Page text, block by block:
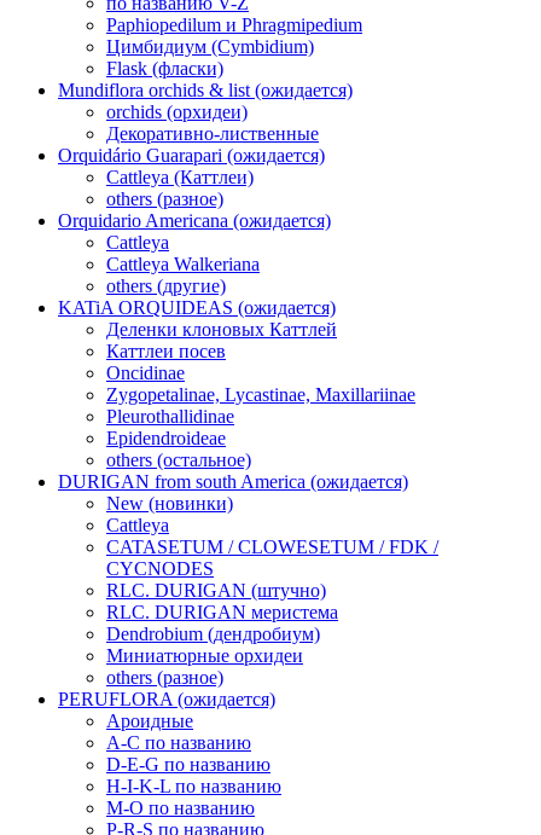
Paphiopedilum и Phragmipedium
Цимбидиум (Cymbidium)
Flask (фласки)
Mundiflora orchids & list (ожидается)
orchids (орхидеи)
Декоративно-лиственные
Orquidário Guarapari (ожидается)
Cattleya (Каттлеи)
others (разное)
Orquidario Americana (ожидается)
Cattleya
Cattleya Walkeriana
others (другие)
KATiA ORQUIDEAS (ожидается)
Деленки клоновых Каттлей
Каттлеи посев
Oncidinae
Zygopetalinae, Lycastinae, Maxillariinae
Pleurothallidinae
Epidendroideae
others (остальное)
DURIGAN from south America (ожидается)
New (новинки)
Cattleya
CATASETUM / CLOWESETUM / FDK /
CYCNODES
RLC. DURIGAN (штучно)
RLC. DURIGAN меристема
Dendrobium (дендробиум)
Миниатюрные орхидеи
others (разное)
PERUFLORA (ожидается)
Ароидные
A-C по названию
D-E-G по названию
H-I-K-L по названию
M-O по названию
P-R-S по названию